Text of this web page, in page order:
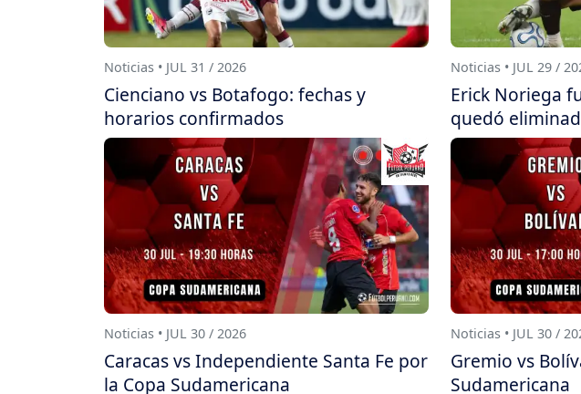
Noticias • JUL 31 / 2026
Cienciano vs Botafogo: fechas y
horarios confirmados
Noticias • JUL 29 /
Erick Noriega
quedó
Noticias • JUL 30 / 2026
Caracas vs Independiente Santa Fe por
la Copa Sudamericana
Noticias • JUL 30 /
Gremio vs
Sudamericana